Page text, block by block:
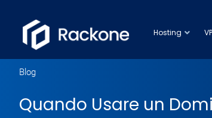
Hosting
Blog
Quando Usare un